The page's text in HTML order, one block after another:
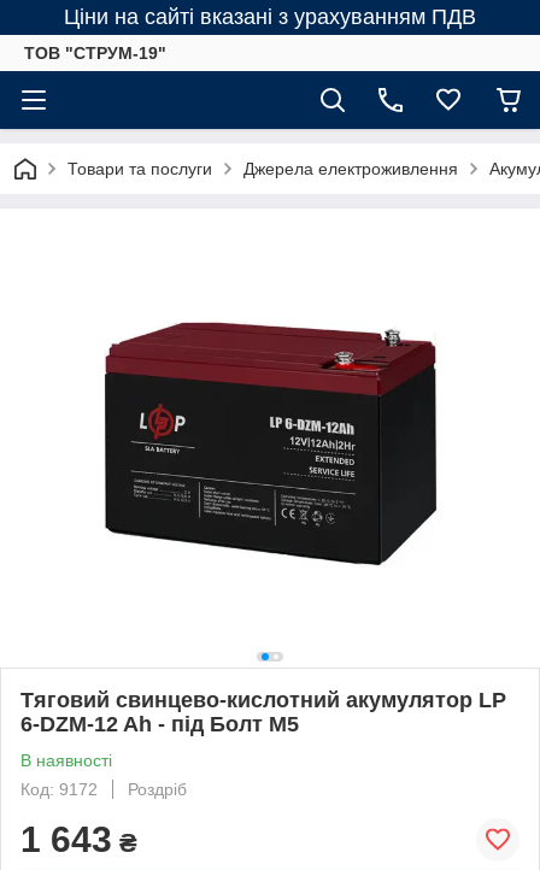
Ціни на сайті вказані з урахуванням ПДВ
ТОВ "СТРУМ-19"
Товари та послуги Джерела електроживлення
Тяговий свинцево-кислотний акумулятор LP
6-DZM-12 Ah - під Болт М5
В наявності
Код: 9172
Роздріб
1 643 ₴